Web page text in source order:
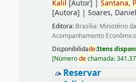
Kalil [Autor] | Santana,
[Autora] | Soares,
Editora: Brasília: Ministério
Acompanhamento
Disponibilidade:Itens
[Númerodechamada:
Reservar